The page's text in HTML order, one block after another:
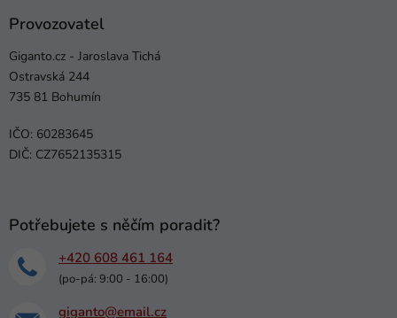
Provozovatel
Giganto.cz - Jaroslava Tichá
Ostravská 244
735 81 Bohumín
IČO: 60283645
DIČ: CZ7652135315
Potřebujete s něčím poradit?
+420 608 461 164
(po-pá: 9:00 - 16:00)
giganto@email.cz